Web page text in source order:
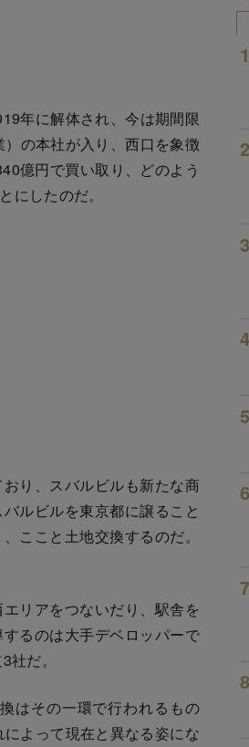
年に解体され、今は期間限
の本社が入り、西口を象徴
億円で買い取り、どのよう
にしたのだ。
り、スバルビルも新たな商
ルビルを東京都に譲ること
ここと土地交換するのだ。
リアをつないだり、駅舎を
るのは大手デベロッパーで
だ。
はその一環で行われるもの
よって現在と異なる姿にな